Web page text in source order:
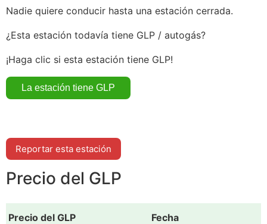
Nadie quiere conducir hasta una estación cerrada.
¿Esta estación todavía tiene GLP / autogás?
¡Haga clic si esta estación tiene GLP!
Reportar esta estación
Precio del GLP
Precio del GLP Fecha